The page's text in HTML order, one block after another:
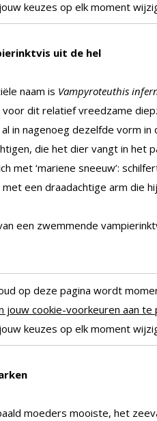
jouw keuzes op elk moment
uit de hel
naam is Vampyroteuthis
dit relatief vreedzame
in nagenoeg dezelfde vorm
die het dier vangt in het
met ‘mariene sneeuw’:
een draadachtige arm die
een zwemmende
op deze pagina wordt
jouw cookie-voorkeuren aan te
jouw keuzes op elk moment
moeders mooiste, het